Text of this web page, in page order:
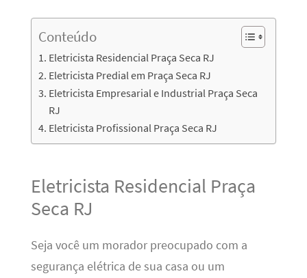
Conteúdo
Eletricista Residencial Praça Seca RJ
Eletricista Predial em Praça Seca RJ
Eletricista Empresarial e Industrial Praça Seca
RJ
Eletricista Profissional Praça Seca RJ
Eletricista Residencial Praça
Seca RJ
Seja você um morador preocupado com a
segurança elétrica de sua casa ou um